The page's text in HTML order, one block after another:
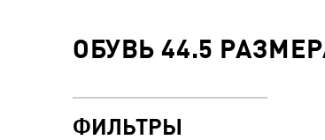
ОБУВЬ 44.5
ФИЛЬТРЫ